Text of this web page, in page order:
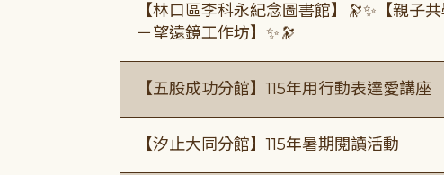
【林口區李科永紀念圖書館】🔭✨【親子
－望遠鏡工作坊】✨🔭
【五股成功分館】115年用行動表達愛講座
【汐止大同分館】115年暑期閱讀活動